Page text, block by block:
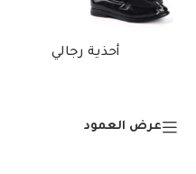
أحذية رجالي
عرض العمود